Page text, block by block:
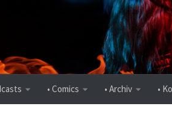
• Comics • Archiv •